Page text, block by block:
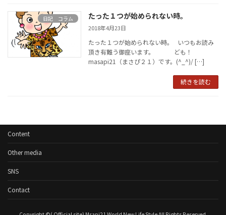
日記 コラム たった１つが始められない時。
2018年4月23日
たった１つが始められない時。 いつもお読み
頂き有難う御座います。 ども！
masapi21（まさぴ２１）です。(^_^)/ […]
続きを読む
Content
Other media
SNS
Contact